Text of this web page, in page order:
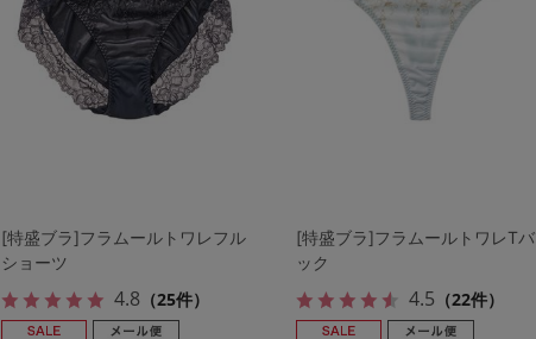
検索を閉じる
[特盛ブラ]フラムールトワレフル
ショーツ
4.8（25件）
[特盛ブラ]フラムールトワレTバ
ック
4.5 （22件）